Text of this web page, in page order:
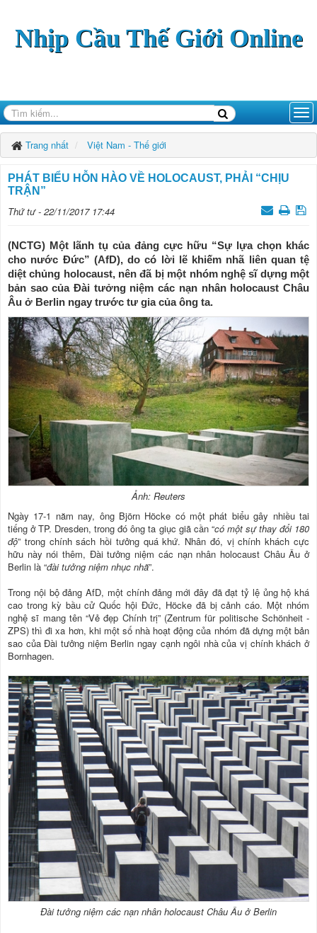
Nhịp Cầu Thế Giới Online
Trang nhất Việt Nam - Thế giới
PHÁT BIỂU HỖN HÀO VỀ HOLOCAUST, PHẢI “CHỊU
TRẬN”
Thứ tư - 22/11/2017 17:44
(NCTG) Một lãnh tụ của đảng cực hữu “Sự lựa chọn khác
cho nước Đức” (AfD), do có lời lẽ khiếm nhã liên quan tệ
diệt chủng holocaust, nên đã bị một nhóm nghệ sĩ dựng một
bản sao của Đài tưởng niệm các nạn nhân holocaust Châu
Âu ở Berlin ngay trước tư gia của ông ta.
Ảnh: Reuters
Ngày 17-1 năm nay, ông Björn Höcke có một phát biểu gây nhiều tai
tiếng ở TP. Dresden, trong đó ông ta giục giã cần “có một sự thay đổi 180
độ” trong chính sách hồi tưởng quá khứ. Nhân đó, vị chính khách cực
hữu này nói thêm, Đài tưởng niệm các nạn nhân holocaust Châu Âu ở
Berlin là “đài tưởng niệm nhục nhã”.
Trong nội bộ đảng AfD, một chính đảng mới đây đã đạt tỷ lệ ủng hộ khá
cao trong kỳ bầu cử Quốc hội Đức, Höcke đã bị cảnh cáo. Một nhóm
nghệ sĩ mang tên “Vẻ đẹp Chính trị” (Zentrum für politische Schönheit -
ZPS) thì đi xa hơn, khi một số nhà hoạt động của nhóm đã dựng một bản
sao của Đài tưởng niệm Berlin ngay cạnh ngôi nhà của vị chính khách ở
Bornhagen.
Đài tưởng niệm các nạn nhân holocaust Châu Âu ở Berlin